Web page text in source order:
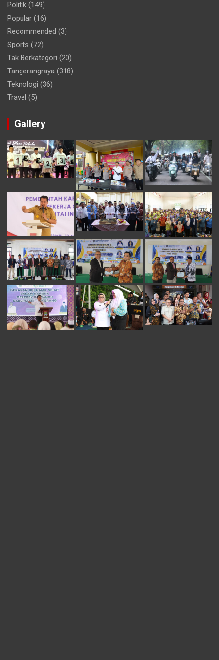
Politik (149)
Popular (16)
Recommended (3)
Sports (72)
Tak Berkategori (20)
Tangerangraya (318)
Teknologi (36)
Travel (5)
Gallery